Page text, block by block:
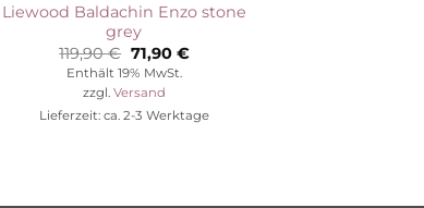
Liewood Baldachin Enzo stone
grey
119,90€ Ursprünglicher
Preis
war:
119,90 €
71,90 €Aktueller
Enthält 19% MwSt.
zzgl. Versand
Lieferzeit: ca. 2-3 Werktage